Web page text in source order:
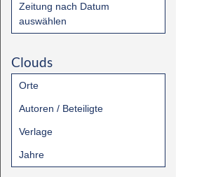
Zeitung nach Datum
auswählen
Clouds
Orte
Autoren / Beteiligte
Verlage
Jahre